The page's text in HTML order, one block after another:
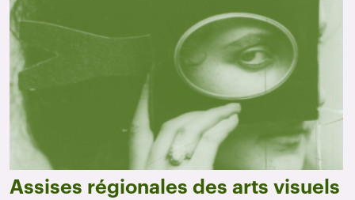
Assises régionales des arts visuels